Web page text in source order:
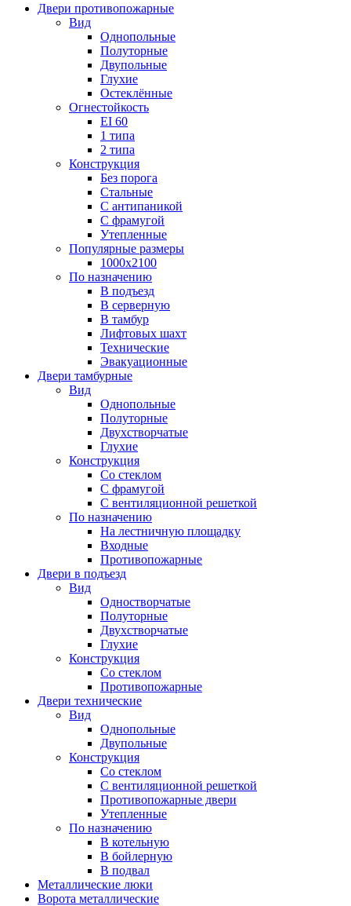
Двери противопожарные
Вид
Однопольные
Полуторные
Двупольные
Глухие
Остеклённые
Огнестойкость
EI 60
1 типа
2 типа
Конструкция
Без порога
Стальные
С антипаникой
С фрамугой
Утепленные
Популярные размеры
1000х2100
По назначению
В подъезд
В серверную
В тамбур
Лифтовых шахт
Технические
Эвакуационные
Двери тамбурные
Вид
Однопольные
Полуторные
Двухстворчатые
Глухие
Конструкция
Со стеклом
С фрамугой
С вентиляционной решеткой
По назначению
На лестничную площадку
Входные
Противопожарные
Двери в подъезд
Вид
Одностворчатые
Полуторные
Двухстворчатые
Глухие
Конструкция
Со стеклом
Противопожарные
Двери технические
Вид
Однопольные
Двупольные
Конструкция
Со стеклом
С вентиляционной решеткой
Противопожарные двери
Утепленные
По назначению
В котельную
В бойлерную
В подвал
Металлические люки
Ворота металлические